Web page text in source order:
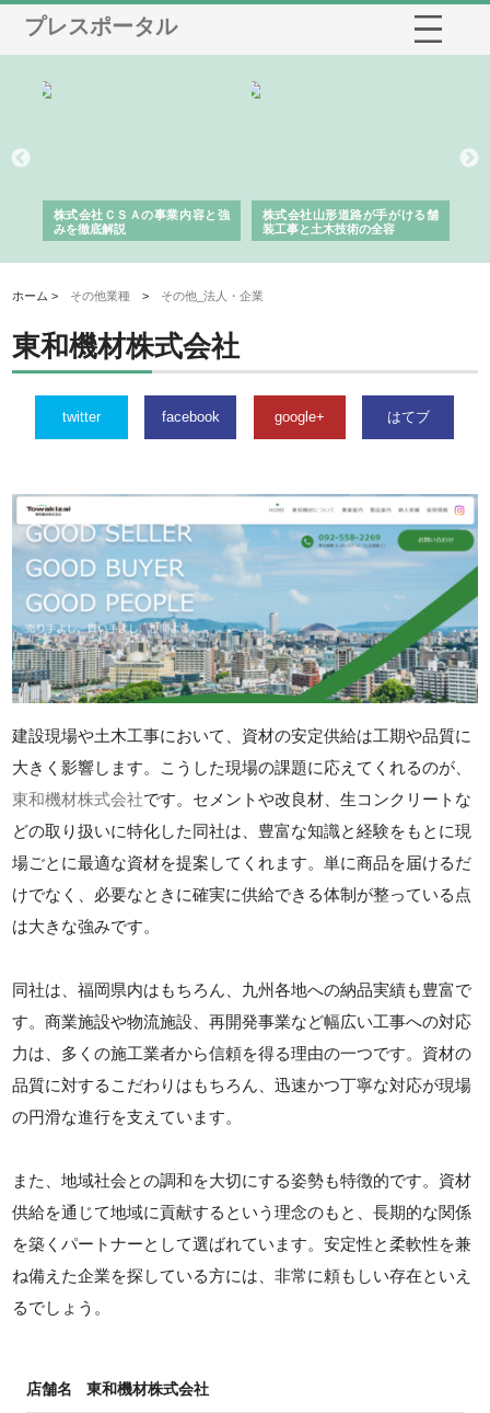
プレスポータル
株式会社ＣＳＡの事業内容と強
みを徹底解説
株式会社山形道路が手がける舗
装工事と土木技術の全容
ホーム > その他業種 > その他_法人・企業
東和機材株式会社
twitter facebook google+ はてブ
建設現場や土木工事において、資材の安定供給は工期や品質に
大きく影響します。こうした現場の課題に応えてくれるのが、
東和機材株式会社です。セメントや改良材、生コンクリートな
どの取り扱いに特化した同社は、豊富な知識と経験をもとに現
場ごとに最適な資材を提案してくれます。単に商品を届けるだ
けでなく、必要なときに確実に供給できる体制が整っている点
は大きな強みです。
同社は、福岡県内はもちろん、九州各地への納品実績も豊富で
す。商業施設や物流施設、再開発事業など幅広い工事への対応
力は、多くの施工業者から信頼を得る理由の一つです。資材の
品質に対するこだわりはもちろん、迅速かつ丁寧な対応が現場
の円滑な進行を支えています。
また、地域社会との調和を大切にする姿勢も特徴的です。資材
供給を通じて地域に貢献するという理念のもと、長期的な関係
を築くパートナーとして選ばれています。安定性と柔軟性を兼
ね備えた企業を探している方には、非常に頼もしい存在といえ
るでしょう。
店舗名 東和機材株式会社